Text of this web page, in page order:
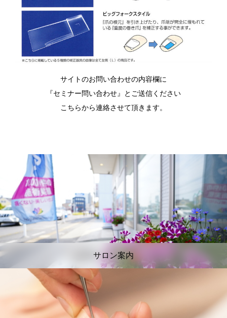
サイトのお問い合わせの内容欄に
『セミナー問い合わせ』とご送信ください
こちらから連絡させて頂きます。
サロン案内